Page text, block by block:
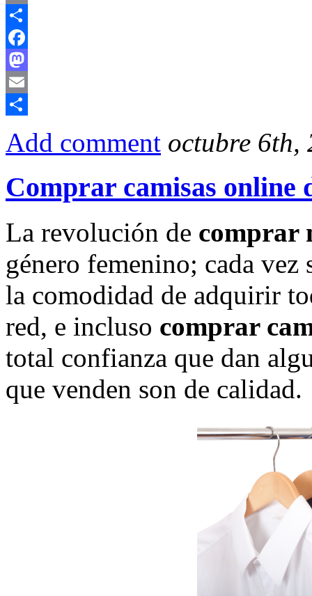
Email
Compartir
Facebook
Mastodon
Email
Add comment octubre 6th,
Comprar camisas online
La revolución de comprar
género femenino; cada vez
la comodidad de adquirir
red, e incluso comprar
total confianza que dan
que venden son de calidad.